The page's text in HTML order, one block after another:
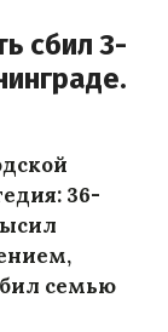
сбил 3-
36-
семью